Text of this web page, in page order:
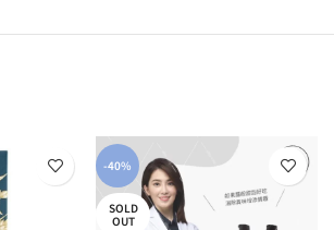
-40%
SOLD
OUT